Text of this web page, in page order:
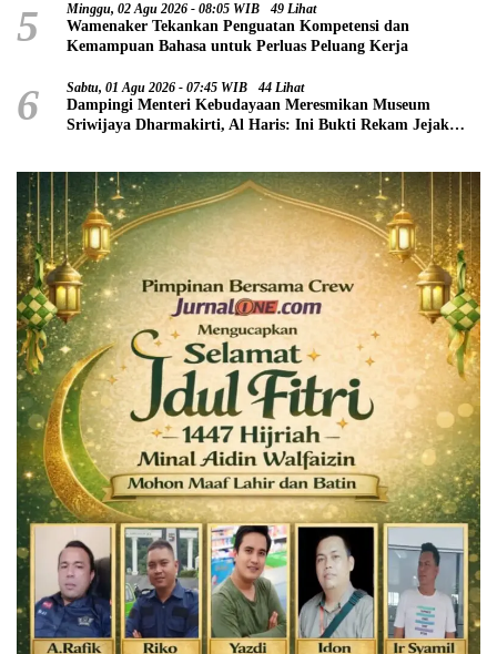
5 Minggu, 02 Agu 2026 - 08:05 WIB 49 Lihat
Wamenaker Tekankan Penguatan Kompetensi dan
Kemampuan Bahasa untuk Perluas Peluang Kerja
6 Sabtu, 01 Agu 2026 - 07:45 WIB 44 Lihat
Dampingi Menteri Kebudayaan Meresmikan Museum
Sriwijaya Dharmakirti, Al Haris: Ini Bukti Rekam Jejak